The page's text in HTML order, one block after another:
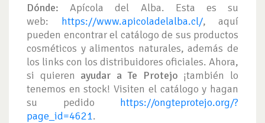
Dónde: Apícola del Alba. Esta es su
web: https://www.apicoladelalba.cl/, aquí
pueden encontrar el catálogo de sus productos
cosméticos y alimentos naturales, además de
los links con los distribuidores oficiales. Ahora,
si quieren ayudar a Te Protejo ¡también lo
tenemos en stock! Visiten el catálogo y hagan
su pedido https://ongteprotejo.org/?
page_id=4621.